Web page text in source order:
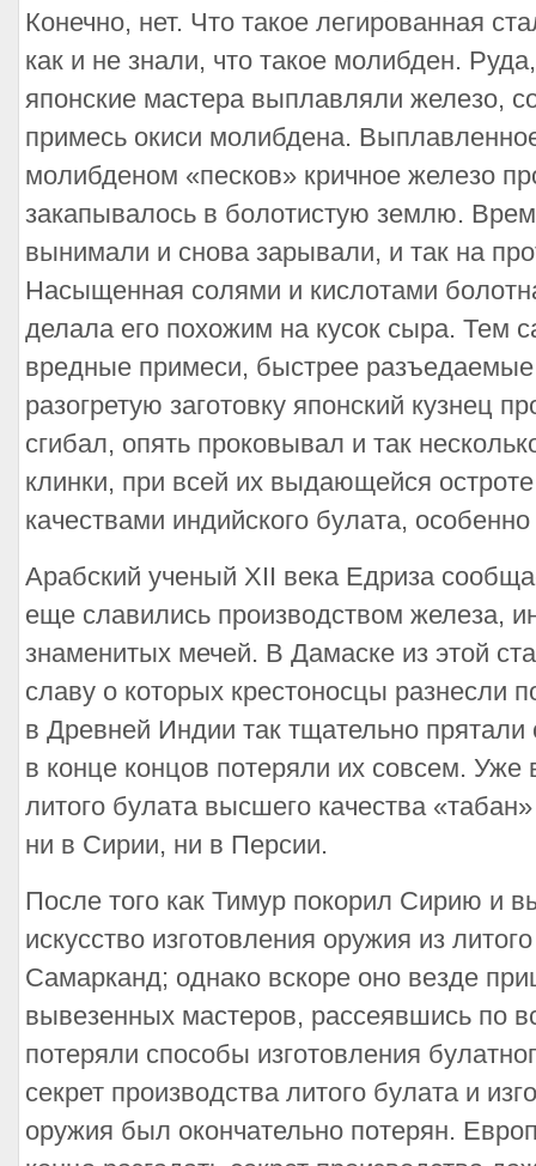
Конечно, нет. Что такое легированная
как и не знали, что такое молибден.
японские мастера выплавляли железо,
примесь окиси молибдена.
молибденом «песков» кричное железо
закапывалось в болотистую землю.
вынимали и снова зарывали, и так на
Насыщенная солями и кислотами
делала его похожим на кусок сыра. Тем
вредные примеси, быстрее
разогретую заготовку японский кузнец
сгибал, опять проковывал и так
клинки, при всей их выдающейся
качествами индийского булата,
Арабский ученый XII века Едриза
еще славились производством железа,
знаменитых мечей. В Дамаске из этой
славу о которых крестоносцы разнесли
в Древней Индии так тщательно прятали
в конце концов потеряли их совсем. Уже
литого булата высшего качества
ни в Сирии, ни в Персии.
После того как Тимур покорил Сирию и
искусство изготовления оружия из
Самарканд; однако вскоре оно везде
вывезенных мастеров, рассеявшись по
потеряли способы изготовления
секрет производства литого булата и
оружия был окончательно потерян.